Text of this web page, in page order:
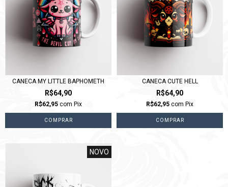
CANECA MY LITTLE BAPHOMETH
R$64,90
R$62,95 com Pix
CANECA CUTE HELL
R$64,90
R$62,95 com Pix
NOVO